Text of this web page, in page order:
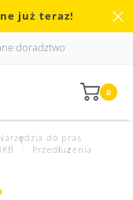
już teraz!
doradztwo
0
do pras
Przedłużenia